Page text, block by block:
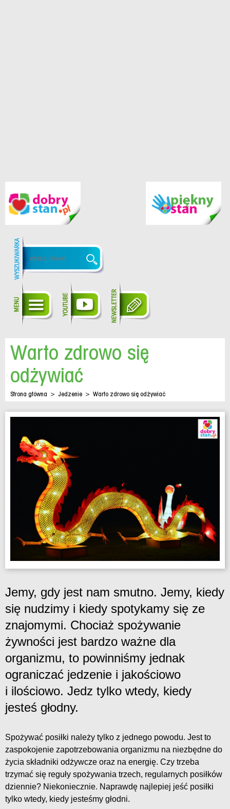
Warto zdrowo się
odżywiać
Strona główna > Jedzenie > Warto zdrowo się odżywiać
Jemy, gdy jest nam smutno. Jemy, kiedy
się nudzimy i kiedy spotykamy się ze
znajomymi. Chociaż spożywanie
żywności jest bardzo ważne dla
organizmu, to powinniśmy jednak
ograniczać jedzenie i jakościowo
i ilościowo. Jedz tylko wtedy, kiedy
jesteś głodny.
Spożywać posiłki należy tylko z jednego powodu. Jest to
zaspokojenie zapotrzebowania organizmu na niezbędne do
życia składniki odżywcze oraz na energię. Czy trzeba
trzymać się reguły spożywania trzech, regularnych posiłków
dziennie? Niekoniecznie. Naprawdę najlepiej jeść posiłki
tylko wtedy, kiedy jesteśmy głodni.